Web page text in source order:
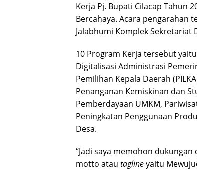
Kerja Pj. Bupati Cilacap Tahun
Bercahaya. Acara pengarahan
Jalabhumi Komplek Sekretariat
10 Program Kerja tersebut
Digitalisasi Administrasi
Pemilihan Kepala Daerah
Penanganan Kemiskinan dan
Pemberdayaan UMKM,
Peningkatan Penggunaan
Desa.
“Jadi saya memohon
motto atau taglineyaitu